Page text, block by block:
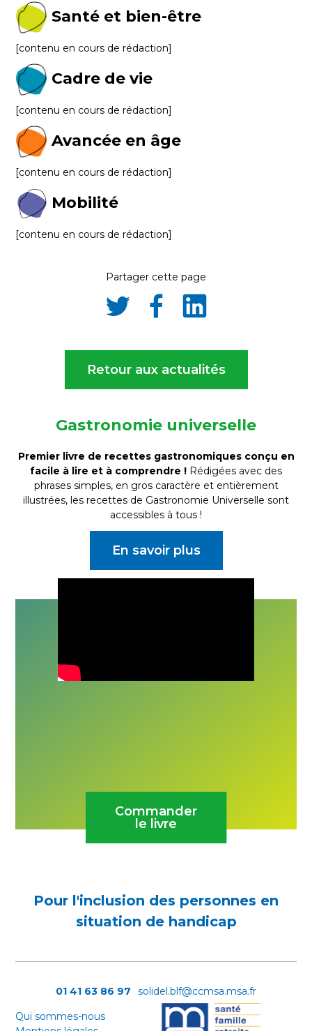
Santé et bien-être
[contenu en cours de rédaction]
Cadre de vie
[contenu en cours de rédaction]
Avancée en âge
[contenu en cours de rédaction]
Mobilité
[contenu en cours de rédaction]
Partager cette page
Partager
sur
Partager
sur
Partager
sur
Retour aux actualités
Gastronomie universelle
Premier livre de recettes gastronomiques conçu en
facile à lire et à comprendre ! Rédigées avec des
phrases simples, en gros caractère et entièrement
illustrées, les recettes de Gastronomie Universelle sont
accessibles à tous !
En savoir plus
Commander
le livre
Pour l'inclusion des personnes en
situation de handicap
01 41 63 86 97
solidel.blf@ccmsa.msa.fr
Qui sommes-nous